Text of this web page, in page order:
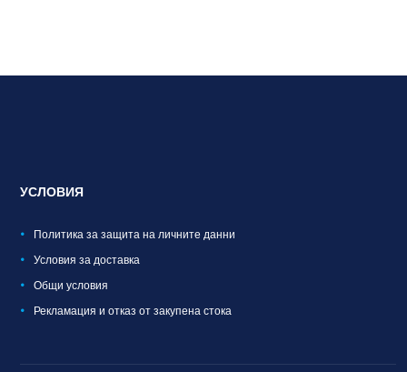
УСЛОВИЯ
Политика за защита на личните данни
Условия за доставка
Общи условия
Рекламация и отказ от закупена стока